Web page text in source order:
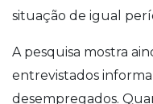
situação de igual
A pesquisa mostra
entrevistados
desempregados.